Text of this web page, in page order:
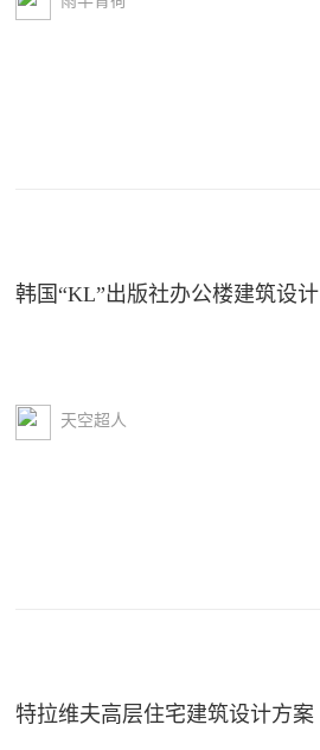
韩国“KL”出版社办公楼建筑设计
天空超人
特拉维夫高层住宅建筑设计方案